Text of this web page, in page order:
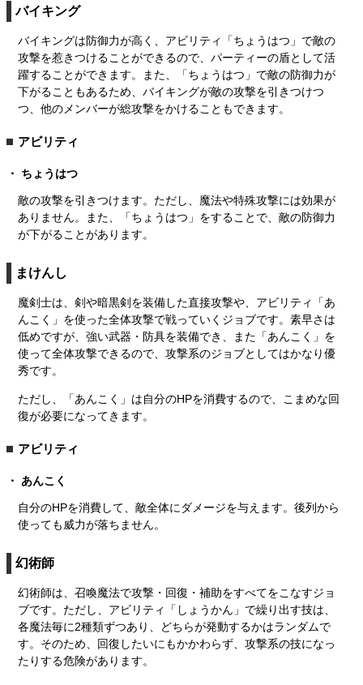
バイキング
バイキングは防御力が高く、アビリティ「ちょうはつ」で敵の
攻撃を惹きつけることができるので、パーティーの盾として活
躍することができます。また、「ちょうはつ」で敵の防御力が
下がることもあるため、バイキングが敵の攻撃を引きつけつ
つ、他のメンバーが総攻撃をかけることもできます。
アビリティ
ちょうはつ
敵の攻撃を引きつけます。ただし、魔法や特殊攻撃には効果が
ありません。また、「ちょうはつ」をすることで、敵の防御力
が下がることがあります。
まけんし
魔剣士は、剣や暗黒剣を装備した直接攻撃や、アビリティ「あ
んこく」を使った全体攻撃で戦っていくジョブです。素早さは
低めですが、強い武器・防具を装備でき、また「あんこく」を
使って全体攻撃できるので、攻撃系のジョブとしてはかなり優
秀です。
ただし、「あんこく」は自分のHPを消費するので、こまめな回
復が必要になってきます。
アビリティ
あんこく
自分のHPを消費して、敵全体にダメージを与えます。後列から
使っても威力が落ちません。
幻術師
幻術師は、召喚魔法で攻撃・回復・補助をすべてをこなすジョ
ブです。ただし、アビリティ「しょうかん」で繰り出す技は、
各魔法毎に2種類ずつあり、どちらが発動するかはランダムで
す。そのため、回復したいにもかかわらず、攻撃系の技になっ
たりする危険があります。